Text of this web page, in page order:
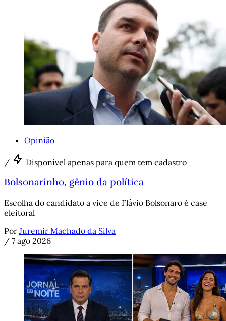
Opinião
/ Disponível apenas para quem tem cadastro
Bolsonarinho, gênio da política
Escolha do candidato a vice de Flávio Bolsonaro é case
eleitoral
Por Juremir Machado da Silva
/ 7 ago 2026